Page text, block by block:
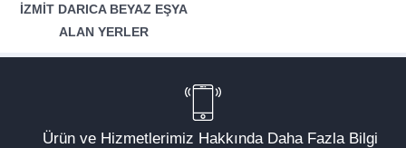
İZMIT DARICA BEYAZ EŞYA
ALAN YERLER
Ürün ve Hizmetlerimiz Hakkında Daha Fazla Bilgi